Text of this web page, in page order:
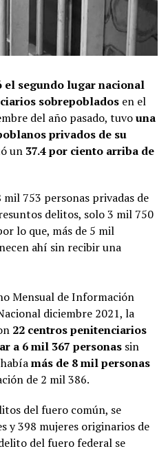
el segundo lugar nacional
sobrepoblados en el
del año pasado, tuvouna
privados de su
un 37.4 por ciento arriba de
mil 753 personas privadas de
delitos, solo 3 mil 750
lo que, más de 5 mil
ahí sin recibir una
Mensual de Información
diciembre 2021, la
22 centros penitenciarios
a 6 mil 367 personas sin
más de 8 mil personas
de 2 mil 386.
del fuero común, se
y 398 mujeres originarios de
del fuero federal se